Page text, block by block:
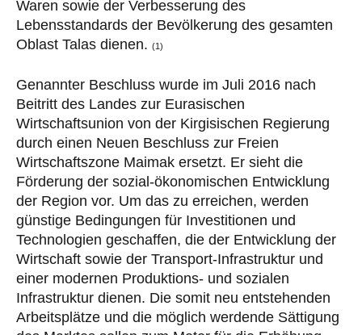
Waren sowie der Verbesserung des
Lebensstandards der Bevölkerung des gesamten
Oblast Talas dienen. (1)
Genannter Beschluss wurde im Juli 2016 nach
Beitritt des Landes zur Eurasischen
Wirtschaftsunion von der Kirgisischen Regierung
durch einen Neuen Beschluss zur Freien
Wirtschaftszone Maimak ersetzt. Er sieht die
Förderung der sozial-ökonomischen Entwicklung
der Region vor. Um das zu erreichen, werden
günstige Bedingungen für Investitionen und
Technologien geschaffen, die der Entwicklung der
Wirtschaft sowie der Transport-Infrastruktur und
einer modernen Produktions- und sozialen
Infrastruktur dienen. Die somit neu entstehenden
Arbeitsplätze und die möglich werdende Sättigung